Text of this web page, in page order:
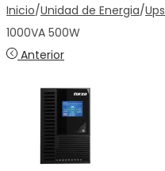
Inicio/Unidad de Energia/Ups
1000VA 500W
Anterior